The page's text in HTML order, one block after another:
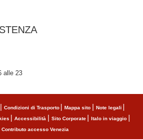
alle 23
Condizioni di Trasporto Mappa sito
Note legali
Accessibilità Sito Corporate
Italo in viaggio
Contributo accesso Venezia